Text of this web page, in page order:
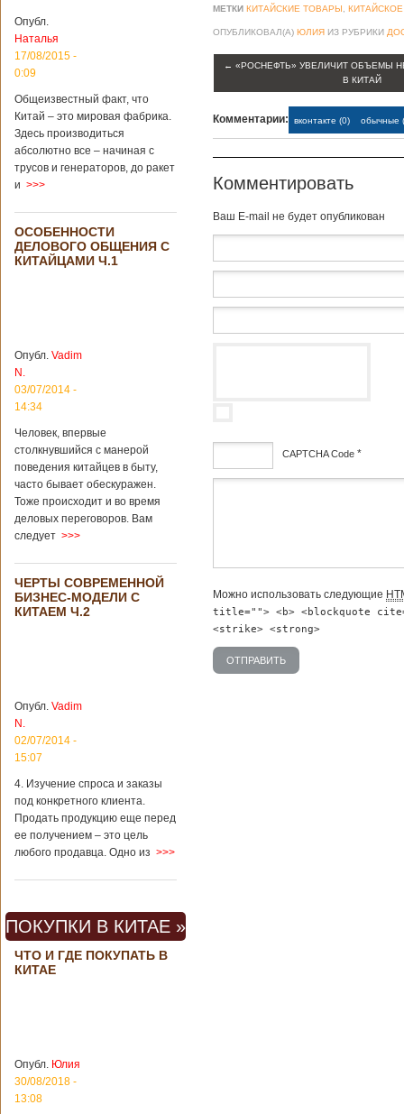
институт
археологии и
реликвий. Площадь
участка, на
котором добывали
бирюзу, составляет
более 8
квадратных
километров.
Сообщается, что
рудник состоит из
зон для
Подробнее...
Опубликовано
12/02/2019 - 10:40
Удивительные
для туристов
отличаются от
европейского быта.
Мы собрали для
вещах, которые
больше всего
удивляют туристов
Металлодетекторы
в метрополитене В
Пекине или
Шанхае терактов
не было, да и весь
отношении
считается
благополучным
государством. Но в
появился на
свет ребенок
через 4 года
родителей
года после смерти
родителей на свет
ребенок. Выносила
малыша
суррогатная мать.
Перед смертью
супруги
заморозили
завести детей при
помощи
суррогатной
матери. Эмбрионы
и дедушки
новорожденного
долгое время
судились
Опубл.
Наталья
17/08/2015 -
0:09
Общеизвестный факт, что
Китай – это мировая фабрика.
Здесь производиться
абсолютно все – начиная с
трусов и генераторов, до ракет
и >>>
ОСОБЕННОСТИ
ДЕЛОВОГО ОБЩЕНИЯ С
КИТАЙЦАМИ Ч.1
Опубл. Vadim
N.
03/07/2014 -
14:34
Человек, впервые
столкнувшийся с манерой
поведения китайцев в быту,
часто бывает обескуражен.
Тоже происходит и во время
деловых переговоров. Вам
следует >>>
ЧЕРТЫ СОВРЕМЕННОЙ
БИЗНЕС-МОДЕЛИ С
КИТАЕМ Ч.2
Опубл. Vadim
N.
02/07/2014 -
15:07
4. Изучение спроса и заказы
под конкретного клиента.
Продать продукцию еще перед
ее получением – это цель
любого продавца. Одно из >>>
ПОКУПКИ В КИТАЕ »
ЧТО И ГДЕ ПОКУПАТЬ В
КИТАЕ
Опубл. Юлия
30/08/2018 -
13:08
МЕТКИ КИТАЙСКИЕ ТОВАРЫ
ОПУБЛИКОВАЛ(А) ЮЛИЯ ИЗ РУБРИКИ
← «РОСНЕФТЬ» УВЕЛИЧИТ ОБЪЕМЫ
В КИТАЙ
Комментарии: вконтакте (0) обычные
Комментировать
Baш E-mail не будет опубликован
CAPTCHA Code *
Можно использовать следующие
title=""> <b> <blockquote
<strike> <strong>